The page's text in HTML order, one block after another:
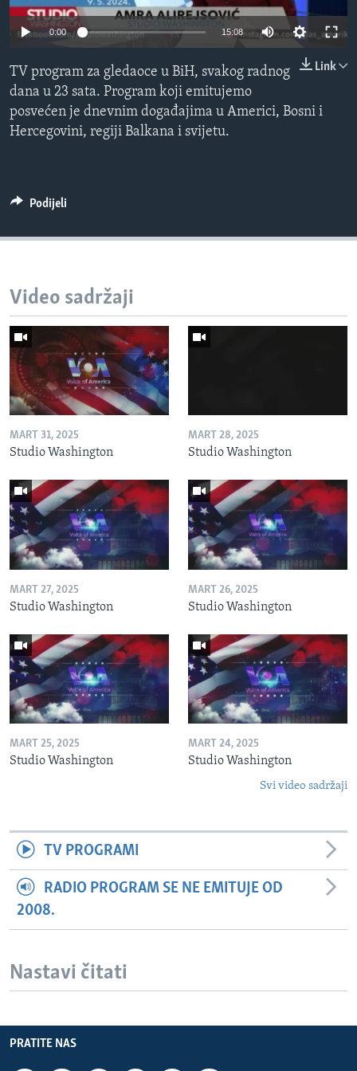
MAGAZIN
Learning English
PRATITE NAS
Jezici
0:00 15:08
Link
TV program za gledaoce u BiH, svakog radnog
dana u 23 sata. Program koji emitujemo
posvećen je dnevnim događajima u Americi, Bosni i
Hercegovini, regiji Balkana i svijetu.
Podijeli
Video sadržaji
MART 31, 2025
Studio Washington
MART 28, 2025
Studio Washington
MART 27, 2025
Studio Washington
MART 26, 2025
Studio Washington
MART 25, 2025
Studio Washington
MART 24, 2025
Studio Washington
Svi video sadržaji
TV PROGRAMI
RADIO PROGRAM SE NE EMITUJE OD
2008.
Nastavi čitati
PRATITE NAS